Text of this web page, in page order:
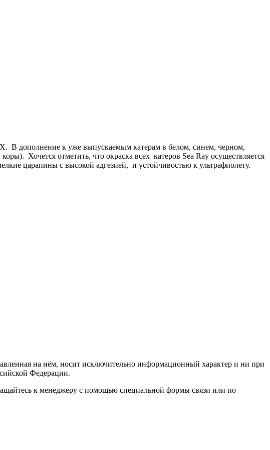
В дополнение к уже выпускаемым катерам в белом, синем, черном,
Хочется отметить, что окраска всех катеров Sea Ray осуществляется
царапины с высокой адгезией, и устойчивостью к ультрафиолету.
на нём, носит исключительно информационный характер и ни при
Федерации.
к менеджеру с помощью специальной формы связи или по